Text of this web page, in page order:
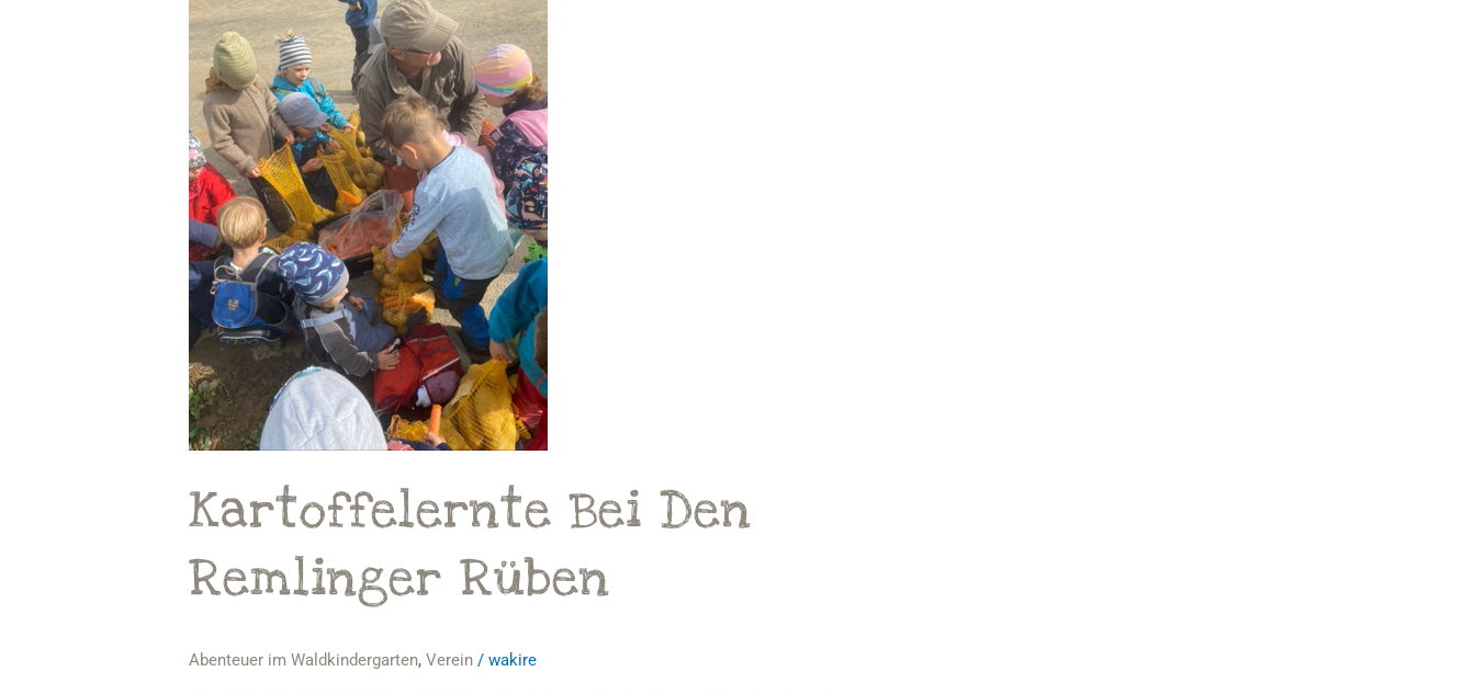
Kartoffelernte Bei Den
Remlinger Rüben
Abenteuer im Waldkindergarten,Verein /wakire
bei
den
Remlinger
Rüben